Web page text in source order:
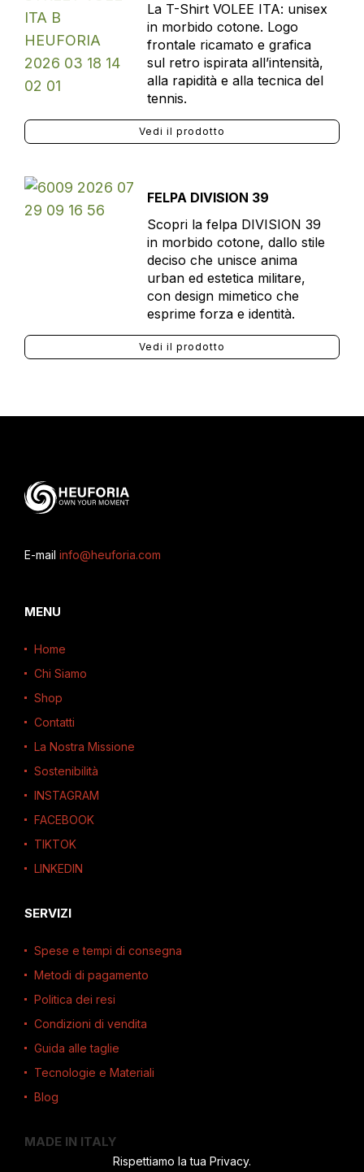
La T-Shirt VOLEE ITA: unisex
in morbido cotone. Logo
frontale ricamato e grafica
sul retro ispirata all’intensità,
alla rapidità e alla tecnica del
tennis.
Vedi il prodotto
FELPA DIVISION 39
Scopri la felpa DIVISION 39
in morbido cotone, dallo stile
deciso che unisce anima
urban ed estetica militare,
con design mimetico che
esprime forza e identità.
Vedi il prodotto
E-mail info@heuforia.com
MENU
Home
Chi Siamo
Shop
Contatti
La Nostra Missione
Sostenibilità
INSTAGRAM
FACEBOOK
TIKTOK
LINKEDIN
SERVIZI
Spese e tempi di consegna
Metodi di pagamento
Politica dei resi
Condizioni di vendita
Guida alle taglie
Tecnologie e Materiali
Blog
MADE IN ITALY
Rispettiamo la tua Privacy.